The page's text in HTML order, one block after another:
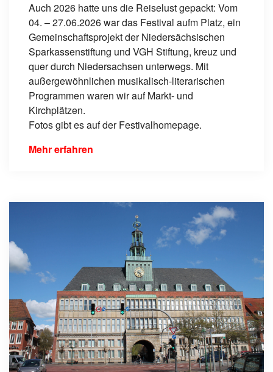
Auch 2026 hatte uns die Reiselust gepackt: Vom
04. – 27.06.2026 war das Festival aufm Platz, ein
Gemeinschaftsprojekt der Niedersächsischen
Sparkassenstiftung und VGH Stiftung, kreuz und
quer durch Niedersachsen unterwegs. Mit
außergewöhnlichen musikalisch-literarischen
Programmen waren wir auf Markt- und
Kirchplätzen.
Fotos gibt es auf der Festivalhomepage.
Mehr erfahren